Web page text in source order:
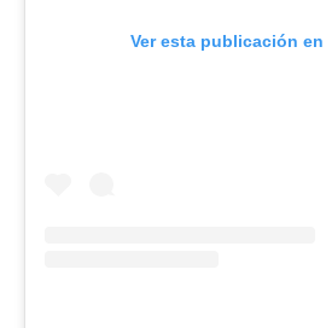
Ver esta publicación